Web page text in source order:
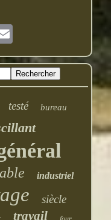
testé bureau
industriel
siècle
travail